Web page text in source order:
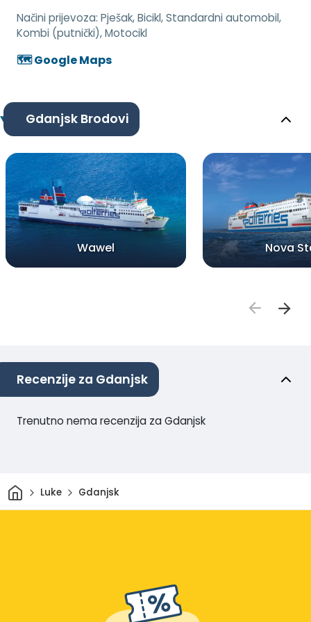
Načini prijevoza: Pješak, Bicikl, Standardni automobil,
Kombi (putnički), Motocikl
🗺️ Google Maps
Gdanjsk Brodovi
Wawel Nova
Recenzije za Gdanjsk
Trenutno nema recenzija za Gdanjsk
DomLuke Gdanjsk